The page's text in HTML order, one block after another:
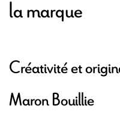
la marque
Créativité et
Maron Bouillie